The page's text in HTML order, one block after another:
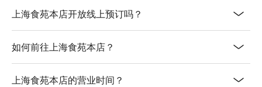
上海食苑本店开放线上预订吗？
如何前往上海食苑本店？
上海食苑本店的营业时间？